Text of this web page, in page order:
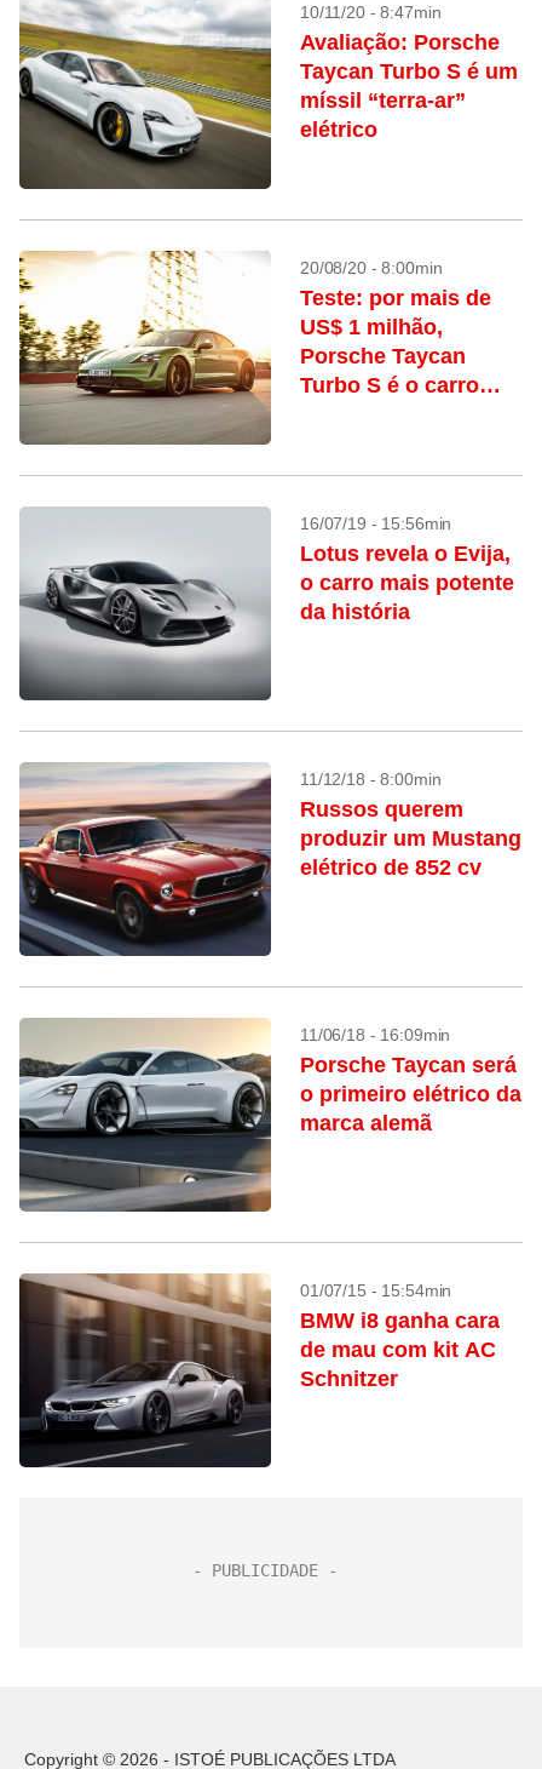
10/11/20 - 8:47min
Avaliação: Porsche
Taycan Turbo S é um
míssil “terra-ar”
elétrico
20/08/20 - 8:00min
Teste: por mais de
US$ 1 milhão,
Porsche Taycan
Turbo S é o carro
16/07/19 - 15:56min
Lotus revela o Evija,
o carro mais potente
da história
11/12/18 - 8:00min
Russos querem
produzir um Mustang
elétrico de 852 cv
11/06/18 - 16:09min
Porsche Taycan será
o primeiro elétrico da
marca alemã
01/07/15 - 15:54min
BMW i8 ganha cara
de mau com kit AC
Schnitzer
Copyright © 2026 - ISTOÉ PUBLICAÇÕES LTDA